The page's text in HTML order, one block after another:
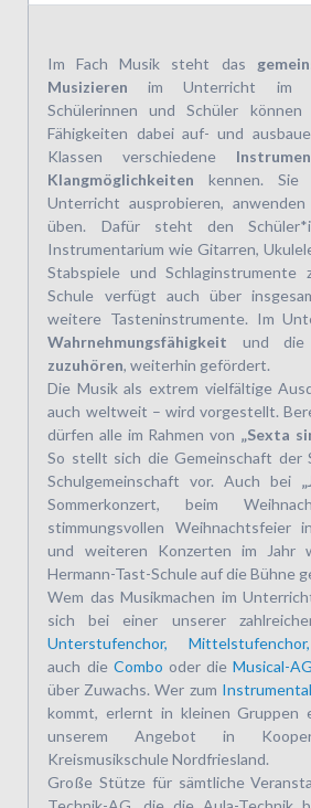
Im Fach Musik steht das
Musizieren im Unterricht im
Schülerinnen und Schüler können
Fähigkeiten dabei auf- und
Klassen verschiedene
Klangmöglichkeiten kennen. Sie
Unterricht ausprobieren,
üben. Dafür steht den
Instrumentarium wie Gitarren,
Stabspiele und Schlaginstrumente
Schule verfügt auch über
weitere Tasteninstrumente. Im
Wahrnehmungsfähigkeit und die
zuzuhören, weiterhin gefördert.
Die Musik als extrem vielfältige
auch weltweit – wird vorgestellt.
dürfen alle im Rahmen von „Sexta
So stellt sich die Gemeinschaft der
Schulgemeinschaft vor. Auch bei
Sommerkonzert, beim
stimmungsvollen Weihnachtsfeier
und weiteren Konzerten im Jahr
Hermann-Tast-Schule auf die Bühne
Wem das Musikmachen im
sich bei einer unserer
Unterstufenchor,
auch die Combo oder dieMusical-AG
über Zuwachs. Wer zum
kommt, erlernt in kleinen Gruppen
unserem Angebot in
Kreismusikschule Nordfriesland.
Große Stütze für sämtliche